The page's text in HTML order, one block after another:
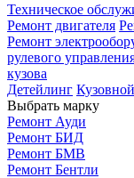
Техническое
Ремонт двигателя
Ремонт
рулевого
кузова
Детейлинг
Выбрать марку
Ремонт Ауди
Ремонт БИД
Ремонт БМВ
Ремонт Бентли